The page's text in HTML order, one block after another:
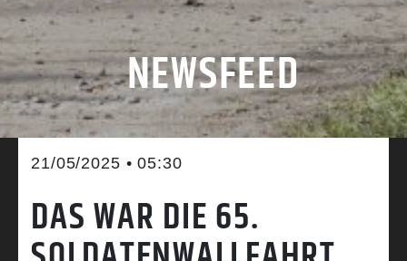
NEWSFEED
21/05/2025 • 05:30
DAS WAR DIE 65.